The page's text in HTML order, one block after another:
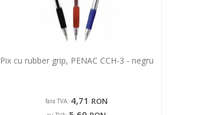
Pix cu rubber grip, PENAC CCH-3 - negru
fara TVA: 4,71 RON